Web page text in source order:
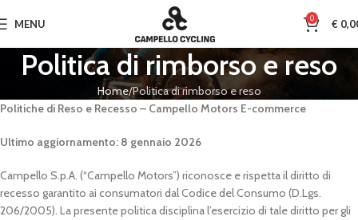
MENU 0 €
Politica di rimborso e reso
Home Politica di rimborso e reso
Politiche di Reso e Recesso – Campello Motors E-commerce
Ultimo aggiornamento: 8 gennaio 2026
Campello S.p.A. (“Campello Motors”) riconosce e rispetta il diritto di
recesso garantito ai consumatori dal Codice del Consumo (D.Lgs.
206/2005). La presente politica disciplina l’esercizio di tale diritto per gli